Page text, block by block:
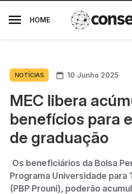
HOME
NOTÍCIAS 10 Junho 2025
MEC libera
benefícios para
de graduação
Os beneficiários da Bolsa
Programa Universidade para
(PBP Prouni), poderão